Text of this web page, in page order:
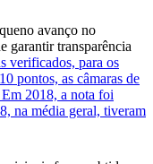
avanço no
garantir transparência
verificados, para os
pontos, as câmaras de
2018, a nota foi
na média geral, tiveram